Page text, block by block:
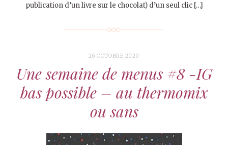
publication d’un livre sur le chocolat) d’un seul clic […]
26 OCTOBRE 2020
Une semaine de menus #8 -IG
bas possible – au thermomix
ou sans